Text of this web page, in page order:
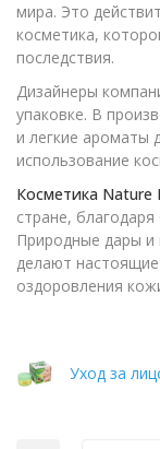
мира. Это
косметика,
последствия.
Дизайнеры
упаковке. В
и легкие ароматы
использование
Косметика Nature
стране,
Природные дары и
делают
оздоровления
Уход за